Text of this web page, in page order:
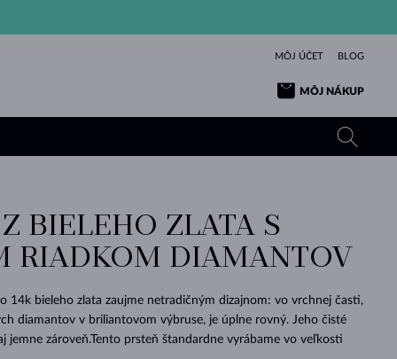
MÔJ ÚČET BLOG
MÔJ NÁKUP
VÝNIMOČNÝ
LÁSKA
ŽLTÉ ZLATO
RUŽOVÉ ZLATO
KRÁSOU
TANZANITY
TOPÁSY
TURMALÍNY
VLTAVÍNYKRÁSNE
TURMALÍNY
VLTAVÍNY
MINERÁLY
PERLOVÉ PRÍVESKY
PRÍVESKY
NÁRAMKY
ELEGANCIA
ZAFÍRY
SMARAGDY
VLTAVÍNY
MINERÁLYŠPERKY
KRÁSU
KOLEKCIE
BIELEHO ZLATA S
RIADKOM DIAMANTOV
14k bieleho zlata zaujme netradičným dizajnom: vo vrchnej časti,
diamantov v briliantovom výbruse, je úplne rovný. Jeho čisté
jemne zároveň.Tento prsteň štandardne vyrábame vo veľkosti